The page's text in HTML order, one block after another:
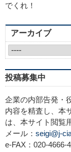
でくれ！
アーカイブ
投稿募集中
企業の内部告発・
内容を精査し、本
は、本サイト閲覧
メール： seigi@j-
e-FAX：020-4666-